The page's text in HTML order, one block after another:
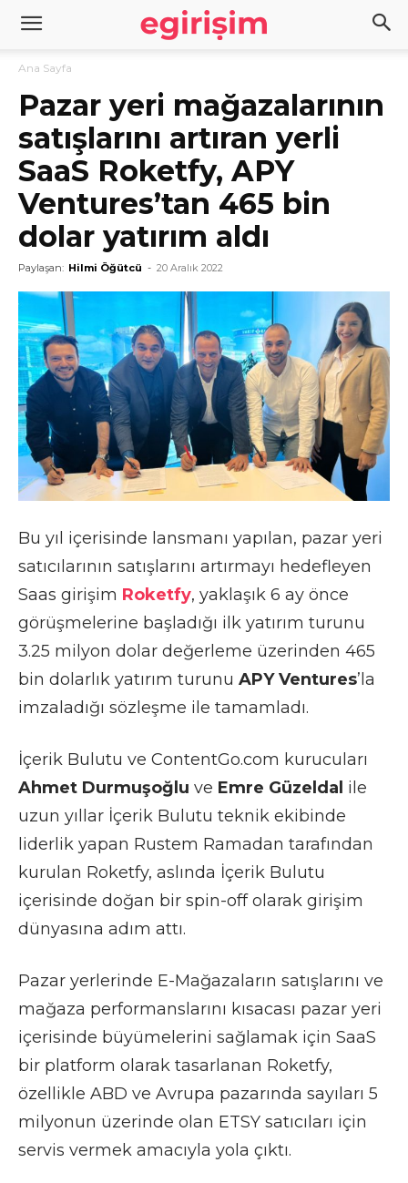
Ana Sayfa
Pazar yeri mağazalarının
satışlarını artıran yerli
SaaS Roketfy, APY
Ventures’tan 465 bin
dolar yatırım aldı
Paylaşan: Hilmi Öğütcü - 20 Aralık 2022
Bu yıl içerisinde lansmanı yapılan, pazar yeri
satıcılarının satışlarını artırmayı hedefleyen
Saas girişim Roketfy, yaklaşık 6 ay önce
görüşmelerine başladığı ilk yatırım turunu
3.25 milyon dolar değerleme üzerinden 465
bin dolarlık yatırım turunu APY Ventures’la
imzaladığı sözleşme ile tamamladı.
İçerik Bulutu ve ContentGo.com kurucuları
Ahmet Durmuşoğlu ve Emre Güzeldal ile
uzun yıllar İçerik Bulutu teknik ekibinde
liderlik yapan Rustem Ramadan tarafından
kurulan Roketfy, aslında İçerik Bulutu
içerisinde doğan bir spin-off olarak girişim
dünyasına adım attı.
Pazar yerlerinde E-Mağazaların satışlarını ve
mağaza performanslarını kısacası pazar yeri
içerisinde büyümelerini sağlamak için SaaS
bir platform olarak tasarlanan Roketfy,
özellikle ABD ve Avrupa pazarında sayıları 5
milyonun üzerinde olan ETSY satıcıları için
servis vermek amacıyla yola çıktı.